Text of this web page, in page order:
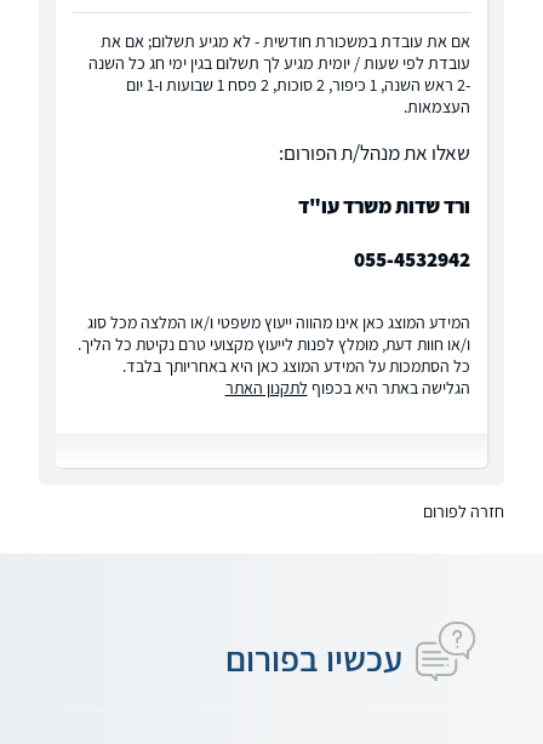
אם את עובדת במשכורת חודשית - לא מגיע תשלום; אם את
עובדת לפי שעות / יומית מגיע לך תשלום בגין ימי חג כל השנה
-2 ראש השנה, 1 כיפור, 2 סוכות, 2 פסח 1 שבועות ו-1 יום
העצמאות.
שאלו את מנהל/ת הפורום:
ורד שדות משרד עו"ד
055-4532942
המידע המוצג כאן אינו מהווה ייעוץ משפטי ו/או המלצה מכל סוג
ו/או חוות דעת, מומלץ לפנות לייעוץ מקצועי טרם נקיטת כל הליך.
כל הסתמכות על המידע המוצג כאן היא באחריותך בלבד.
הגלישה באתר היא בכפוף לתקנון האתר
חזרה לפורום
עכשיו בפורום